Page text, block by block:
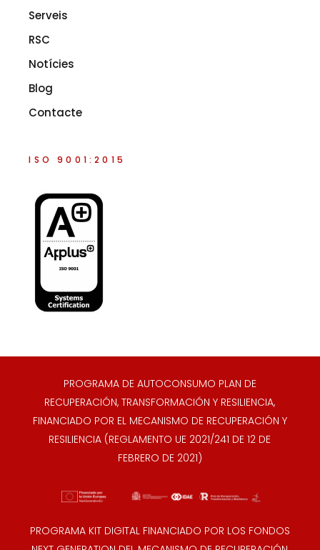
Serveis
RSC
Notícies
Blog
Contacte
ISO 9001:2015
PROGRAMA DE AUTOCONSUMO PLAN DE
RECUPERACIÓN, TRANSFORMACIÓN Y RESILIENCIA,
FINANCIADO POR EL MECANISMO DE RECUPERACIÓN Y
RESILIENCIA (REGLAMENTO UE 2021/241 DE 12 DE
FEBRERO DE 2021)
PROGRAMA KIT DIGITAL FINANCIADO POR LOS FONDOS